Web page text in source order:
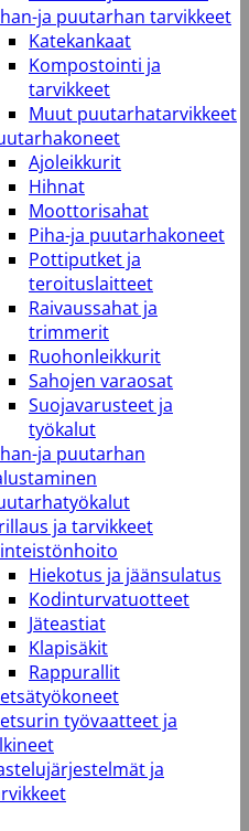
ja puutarhan tarvikkeet
Katekankaat
Kompostointi ja
tarvikkeet
Muut puutarhatarvikkeet
Ajoleikkurit
Hihnat
Moottorisahat
Piha-ja puutarhakoneet
Pottiputket ja
teroituslaitteet
Raivaussahat ja
trimmerit
Ruohonleikkurit
Sahojen varaosat
Suojavarusteet ja
työkalut
ja puutarhan
ja tarvikkeet
Hiekotus ja jäänsulatus
Kodinturvatuotteet
Jäteastiat
Klapisäkit
Rappurallit
työvaatteet ja
ja